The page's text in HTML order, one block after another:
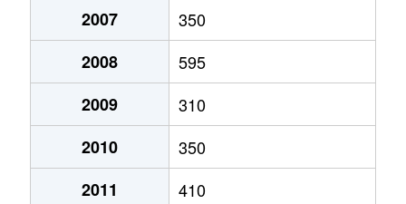
2007
350
2008
595
2009
310
2010
350
2011
410